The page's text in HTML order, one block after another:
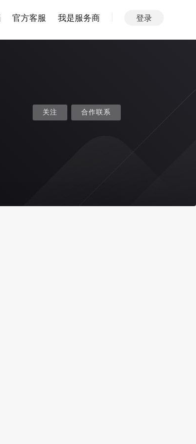
官方客服 我是服务商 登录
关注 合作联系